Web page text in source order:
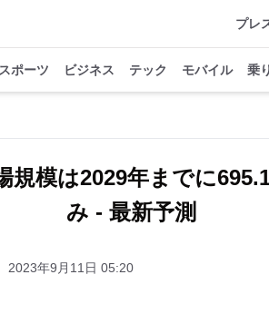
プレ
スポーツ ビジネス テック モバイル 乗
規模は2029年までに
み - 最新予測
2023年9月11日 05:20